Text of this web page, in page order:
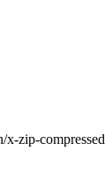
x-zip-compressed